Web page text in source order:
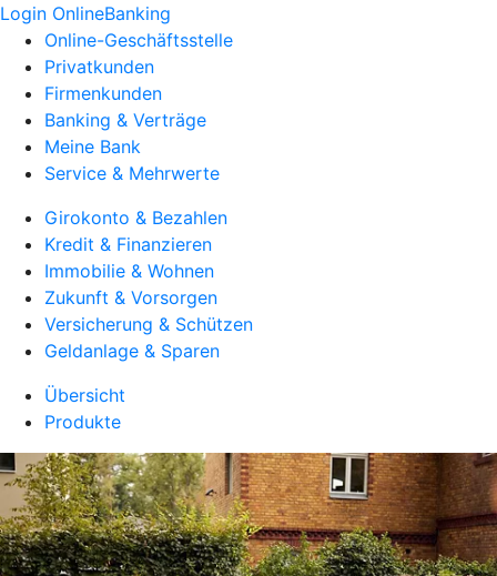
Login OnlineBanking
Online-Geschäftsstelle
Privatkunden
Firmenkunden
Banking & Verträge
Meine Bank
Service & Mehrwerte
Girokonto & Bezahlen
Kredit & Finanzieren
Immobilie & Wohnen
Zukunft & Vorsorgen
Versicherung & Schützen
Geldanlage & Sparen
Übersicht
Produkte